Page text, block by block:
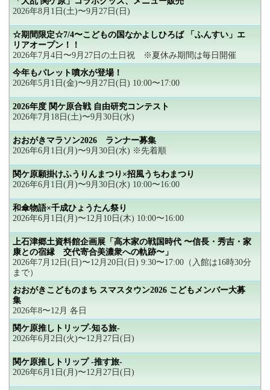
2026年8月1日(土)〜9月27日(日)
☆期間限定☆7/4〜こどもの国なかよしひろば 「ふんすい」エ
リアオープン！！
2026年7月4日〜9月27日の土日祝 ※夏休み期間は毎日開催
今年もパレット噴水が登場！
2026年5月1日(金)〜9月27日(日) 10:00〜17:00
2026年度 関ケ原合戦 自由研究コンテスト
2026年7月18日(土)〜9月30日(水)
おおがきマラソン2026 ランナー募集
2026年6月1日(月)〜9月30日(水) ※先着順
関ケ原願掛けふうりんまつり×招風うちわまつり
2026年6月1日(月)〜9月30日(水) 10:00〜16:00
和傘物語×千成ひょうたん祭り
2026年6月1日(月)〜12月10日(木) 10:00〜16:00
上石津郷土資料館企画展「高木家の戦国時代 〜信長・秀吉・家
康との宿縁 交代寄合美濃衆への軌跡〜」
2026年7月12日(日)〜12月20日(日) 9:30〜17:00（入館は16時30分
まで）
おおがきこどものまち スマスタウン2026 こどもメンバー大募
集
2026年8〜12月 各日
関ケ原推しトリップ-知る旅-
2026年6月2日(火)〜12月27日(日)
関ケ原推しトリップ -推す旅-
2026年6月1日(月)〜12月27日(日)